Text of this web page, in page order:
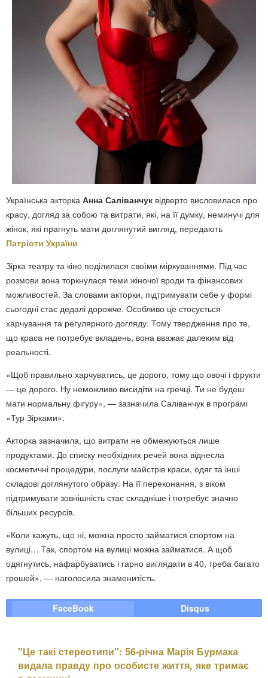
Українська акторка Анна Саліванчук відверто висловилася про
красу, догляд за собою та витрати, які, на її думку, неминучі для
жінок, які прагнуть мати доглянутий вигляд, передають
Патріоти України
Зірка театру та кіно поділилася своїми міркуваннями. Під час
розмови вона торкнулася теми жіночої вроди та фінансових
можливостей. За словами акторки, підтримувати себе у формі
сьогодні стає дедалі дорожче. Особливо це стосується
харчування та регулярного догляду. Тому твердження про те,
що краса не потребує вкладень, вона вважає далеким від
реальності.
«Щоб правильно харчуватись, це дорого, тому що овочі і фрукти
— це дорого. Ну неможливо висидіти на гречці. Ти не будеш
мати нормальну фігуру», — зазначила Саліванчук в програмі
«Тур Зірками».
Акторка зазначила, що витрати не обмежуються лише
продуктами. До списку необхідних речей вона віднесла
косметичні процедури, послуги майстрів краси, одяг та інші
складові доглянутого образу. На її переконання, з віком
підтримувати зовнішність стає складніше і потребує значно
більших ресурсів.
«Коли кажуть, що ні, можна просто займатися спортом на
вулиці… Так, спортом на вулиці можна займатися. А щоб
одягнутись, нафарбуватись і гарно виглядати в 40, треба багато
грошей», — наголосила знаменитість.
FaceBook Disqus
"Це такі стереотипи": 56-річна Марія Бурмака
видала правду про особисте життя, яке тримає